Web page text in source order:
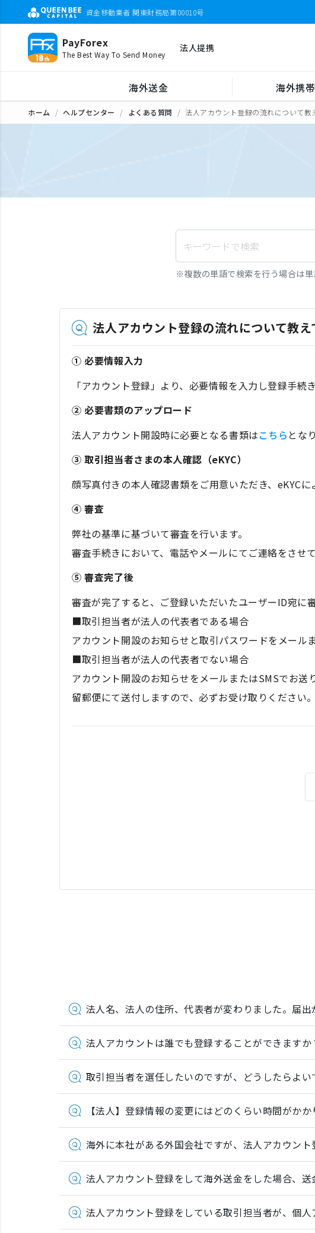
資金移動業者 関東財務局第00010号
PayForex
The Best Way To Send Money
法人提携
海外送金 海外携
ホーム ヘルプセンター よくある質問 法人アカウント登録の流れについて教
※複数の単語で検索を行う場合は
法人アカウント登録の流れについて教え
① 必要情報入力
「アカウント登録」より、必要情報を入力し登録手続
② 必要書類のアップロード
法人アカウント開設時に必要となる書類はこちら とな
③ 取引担当者さまの本人確認（eKYC）
顔写真付きの本人確認書類をご用意いただき、eKYCに
④ 審査
弊社の基準に基づいて審査を行います。
審査手続きにおいて、電話やメールにてご連絡をさせ
⑤ 審査完了後
審査が完了すると、ご登録いただいたユーザーID宛に
■取引担当者が法人の代表者である場合
アカウント開設のお知らせと取引パスワードをメール
■取引担当者が法人の代表者でない場合
アカウント開設のお知らせをメールまたはSMSでお
留郵便にて送付しますので、必ずお受け取りください。
法人名、法人の住所、代表者が変わりました。届出
法人アカウントは誰でも登録することができますか
取引担当者を選任したいのですが、どうしたらよい
【法人】登録情報の変更にはどのくらい時間がかか
海外に本社がある外国会社ですが、法人アカウント
法人アカウント登録をして海外送金をした場合、
法人アカウント登録をしている取引担当者が、個